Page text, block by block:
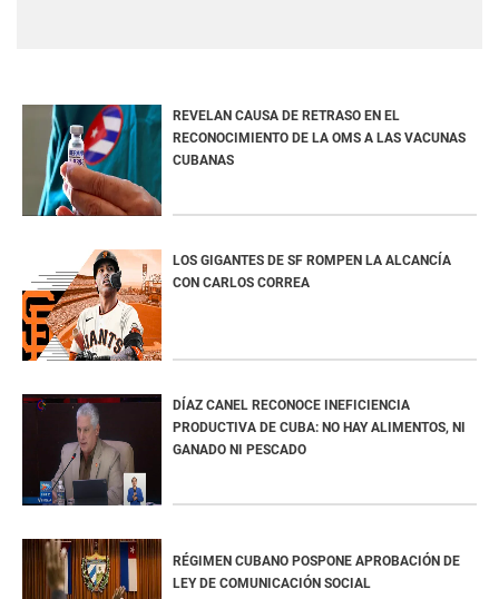
REVELAN CAUSA DE RETRASO EN EL
RECONOCIMIENTO DE LA OMS A LAS VACUNAS
CUBANAS
LOS GIGANTES DE SF ROMPEN LA ALCANCÍA
CON CARLOS CORREA
DÍAZ CANEL RECONOCE INEFICIENCIA
PRODUCTIVA DE CUBA: NO HAY ALIMENTOS, NI
GANADO NI PESCADO
RÉGIMEN CUBANO POSPONE APROBACIÓN DE
LEY DE COMUNICACIÓN SOCIAL